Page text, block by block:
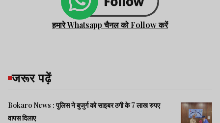
हमारे Whatsapp चैनल को Follow करें
जरूर पढ़ें
Bokaro News : पुलिस ने बुजुर्ग को साइबर ठगी के 7 लाख रुपए
वापस दिलाए